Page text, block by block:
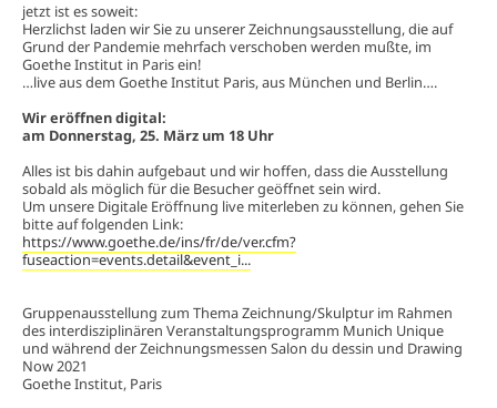
jetzt ist es soweit:
Herzlichst laden wir Sie zu unserer Zeichnungsausstellung, die auf
Grund der Pandemie mehrfach verschoben werden mußte, im
Goethe Institut in Paris ein!
…live aus dem Goethe Institut Paris, aus München und Berlin….
Wir eröffnen digital:
am Donnerstag, 25. März um 18 Uhr
Alles ist bis dahin aufgebaut und wir hoffen, dass die Ausstellung
sobald als möglich für die Besucher geöffnet sein wird.
Um unsere Digitale Eröffnung live miterleben zu können, gehen Sie
bitte auf folgenden Link:
https://www.goethe.de/ins/fr/de/ver.cfm?
fuseaction=events.detail&event_i...​
Gruppenausstellung zum Thema Zeichnung/Skulptur im Rahmen
des interdisziplinären Veranstaltungsprogramm Munich Unique
und während der Zeichnungsmessen Salon du dessin und Drawing
Now 2021
Goethe Institut, Paris